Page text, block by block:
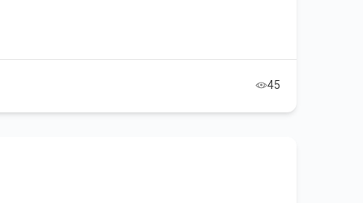
45